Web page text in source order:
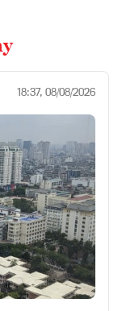
18:37, 08/08/2026